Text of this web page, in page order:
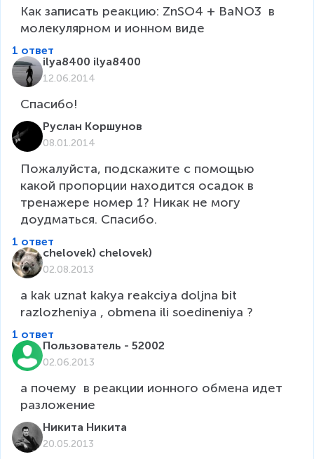
Как записать реакцию: ZnSO4 + BaNO3  в
молекулярном и ионном виде
1 ответ
ilya8400 ilya8400
12.06.2014
Руслан Коршунов
08.01.2014
Пожалуйста, подскажите с помощью
какой пропорции находится осадок в
тренажере номер 1? Никак не могу
доудматься. Спасибо.
1 ответ
chelovek) chelovek)
02.08.2013
a kak uznat kakya reakciya doljna bit
razlozheniya , obmena ili soedineniya ?
1 ответ
Пользователь - 52002
02.06.2013
а почему  в реакции ионного обмена идет
Никита Никита
20.05.2013